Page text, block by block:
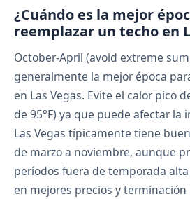
¿Cuándo es la mejor
reemplazar un techo en
October-April (avoid extreme
generalmente la mejor época
en Las Vegas. Evite el calor pico
de 95°F) ya que puede afectar la
Las Vegas típicamente tiene
de marzo a noviembre, aunque
períodos fuera de temporada
en mejores precios y terminación